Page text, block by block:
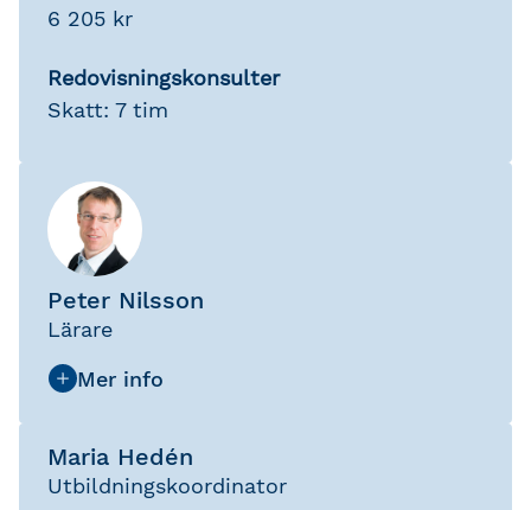
6 205 kr
Redovisningskonsulter
Skatt: 7 tim
Peter Nilsson
Lärare
Maria Hedén
Utbildningskoordinator